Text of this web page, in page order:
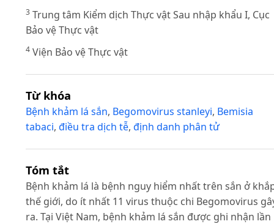
3 Trung tâm Kiểm dịch Thực vật Sau nhập khẩu I, Cục
Bảo vệ Thực vật
4 Viện Bảo vệ Thực vật
Từ khóa
Bệnh khảm lá sắn, Begomovirus stanleyi, Bemisia
tabaci, điều tra dịch tễ, định danh phân tử
Tóm tắt
Bệnh khảm lá là bệnh nguy hiểm nhất trên sắn ở
thế giới, do ít nhất 11 virus thuộc chi Begomovirus
ra. Tại Việt Nam, bệnh khảm lá sắn được ghi nhận lần